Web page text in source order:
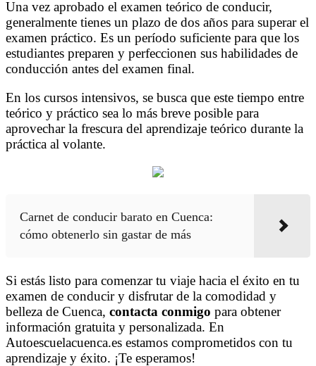
Una vez aprobado el examen teórico de conducir,
generalmente tienes un plazo de dos años para superar el
examen práctico. Es un período suficiente para que los
estudiantes preparen y perfeccionen sus habilidades de
conducción antes del examen final.
En los cursos intensivos, se busca que este tiempo entre
teórico y práctico sea lo más breve posible para
aprovechar la frescura del aprendizaje teórico durante la
práctica al volante.
Carnet de conducir barato en Cuenca:
cómo obtenerlo sin gastar de más
Si estás listo para comenzar tu viaje hacia el éxito en tu
examen de conducir y disfrutar de la comodidad y
belleza de Cuenca, contacta conmigo para obtener
información gratuita y personalizada. En
Autoescuelacuenca.es estamos comprometidos con tu
aprendizaje y éxito. ¡Te esperamos!